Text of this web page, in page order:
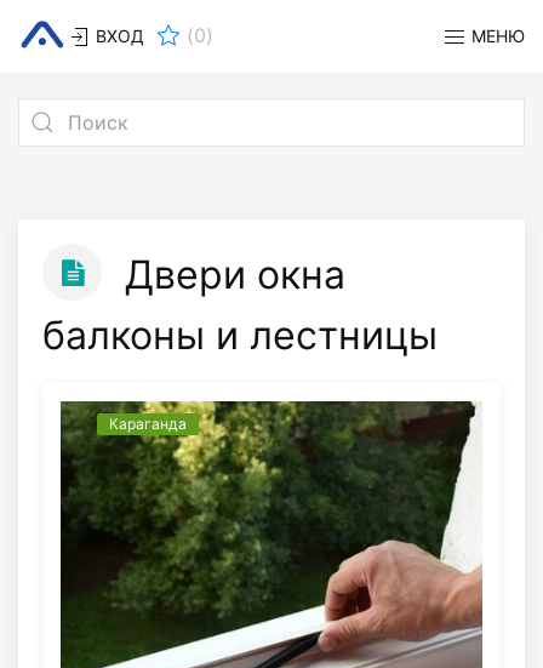
ВХОД (0) МЕНЮ
Двери окна
балконы и лестницы
Караганда